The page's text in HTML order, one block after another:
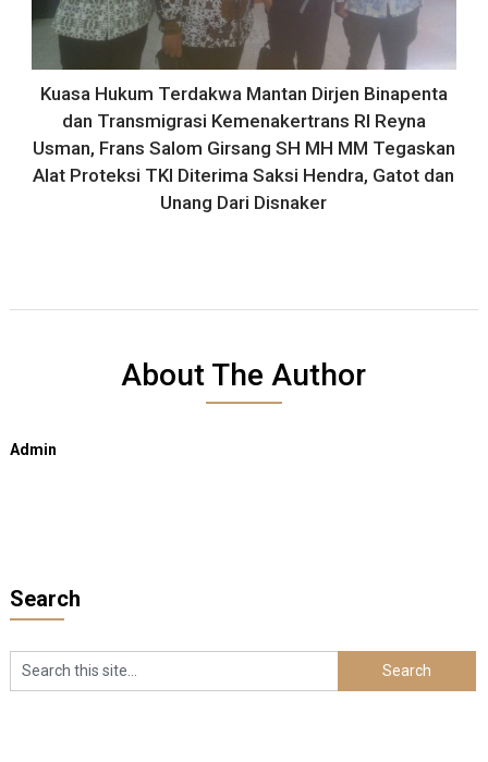
Kuasa Hukum Terdakwa Mantan Dirjen Binapenta
dan Transmigrasi Kemenakertrans RI Reyna
Usman, Frans Salom Girsang SH MH MM Tegaskan
Alat Proteksi TKI Diterima Saksi Hendra, Gatot dan
Unang Dari Disnaker
About The Author
Admin
Search